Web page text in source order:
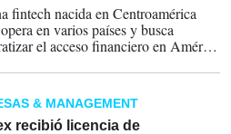
fintech nacida en Centroamérica
en varios países y busca
el acceso financiero en América
nuevas figuras empresariales de la
el prestigioso "II Premio
Díez Morodo del CEAPI".
& MANAGEMENT
recibió licencia de